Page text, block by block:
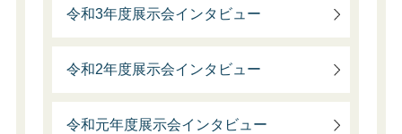
令和3年度展示会インタビュー
令和2年度展示会インタビュー
令和元年度展示会インタビュー